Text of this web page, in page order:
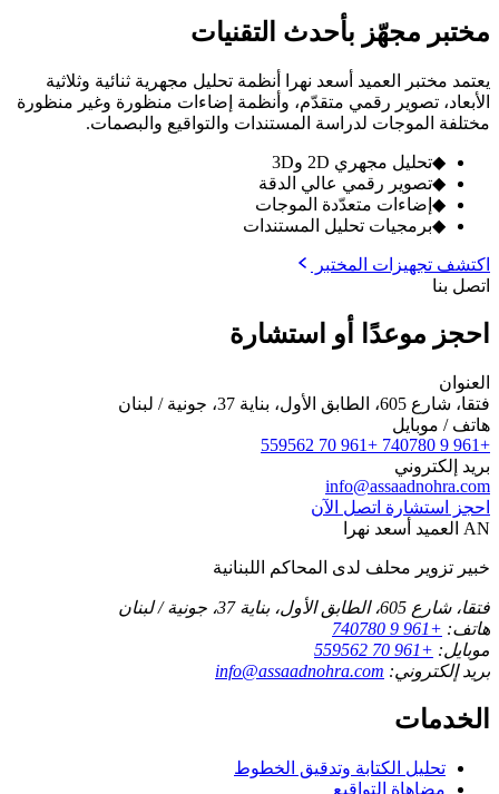
مختبر مجهّز بأحدث التقنيات
يعتمد مختبر العميد أسعد نهرا أنظمة تحليل مجهرية ثنائية وثلاثية
الأبعاد، تصوير رقمي متقدّم، وأنظمة إضاءات منظورة وغير منظورة
مختلفة الموجات لدراسة المستندات والتواقيع والبصمات.
◆تحليل مجهري 2D و3D
◆تصوير رقمي عالي الدقة
◆ إضاءات متعدّدة الموجات
◆برمجيات تحليل المستندات
اكتشف تجهيزات المختبر
اتصل بنا
احجز موعدًا أو استشارة
العنوان
فتقا، شارع 605، الطابق الأول، بناية 37، جونية / لبنان
هاتف / موبايل
+961 9 740780
+961 70 559562
بريد إلكتروني
info@assaadnohra.com
احجز استشارة اتصل الآن
AN العميد أسعد نهرا
خبير تزوير محلف لدى المحاكم اللبنانية
فتقا، شارع 605، الطابق الأول، بناية 37، جونية / لبنان
هاتف: +961 9 740780
موبايل: +961 70 559562
بريد إلكتروني: info@assaadnohra.com
الخدمات
تحليل الكتابة وتدقيق الخطوط
مضاهاة التواقيع